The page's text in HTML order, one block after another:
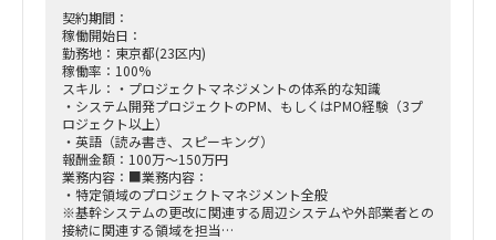
契約期間：
稼働開始日：
勤務地：東京都(23区内)
稼働率：100%
スキル：・プロジェクトマネジメントの体系的な知識
・システム開発プロジェクトのPM、もしくはPMO経験（3プ
ロジェクト以上）
・英語（読み書き、スピーキング）
報酬金額：100万～150万円
業務内容：■業務内容：
・特定領域のプロジェクトマネジメント全般
※基幹システムの更改に関連する周辺システムや外部業者との
接続に関連する領域を担当